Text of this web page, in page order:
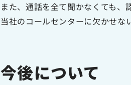
また、通話を全て聞かなくても、
当社のコールセンターに欠かせな
今後について